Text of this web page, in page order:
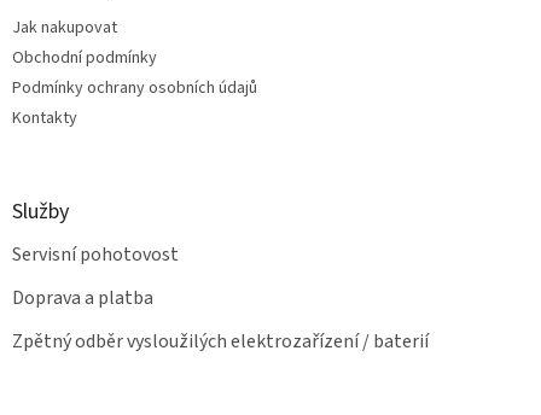
Jak nakupovat
Obchodní podmínky
Podmínky ochrany osobních údajů
Kontakty
Služby
Servisní pohotovost
Doprava a platba
Zpětný odběr vysloužilých elektrozařízení / baterií